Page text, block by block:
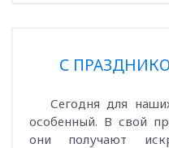
С
Сегодня для
особенный. В свой
они получают